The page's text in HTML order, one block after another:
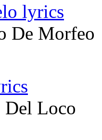
lyrics
De Morfeo
Del Loco